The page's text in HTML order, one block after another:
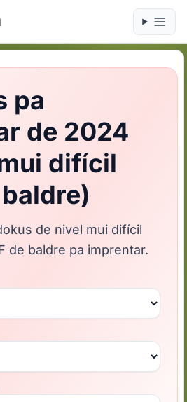
pa
de 2024
difícil
de nivel mui difícil
de baldre pa imprentar.